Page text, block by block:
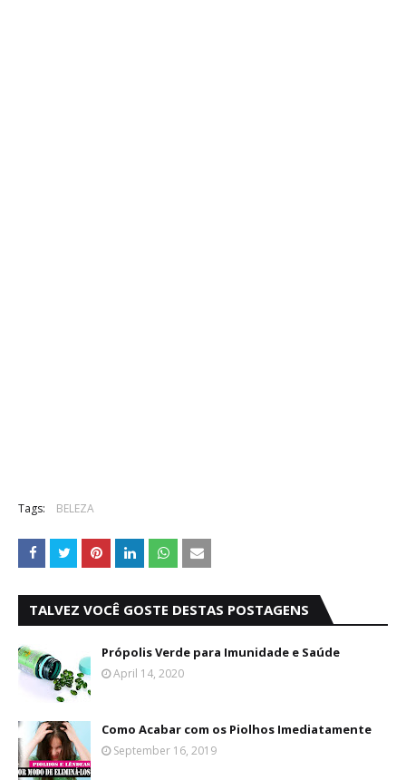
Tags: BELEZA
TALVEZ VOCÊ GOSTE DESTAS POSTAGENS
Própolis Verde para Imunidade e Saúde
April 14, 2020
Como Acabar com os Piolhos Imediatamente
September 16, 2019